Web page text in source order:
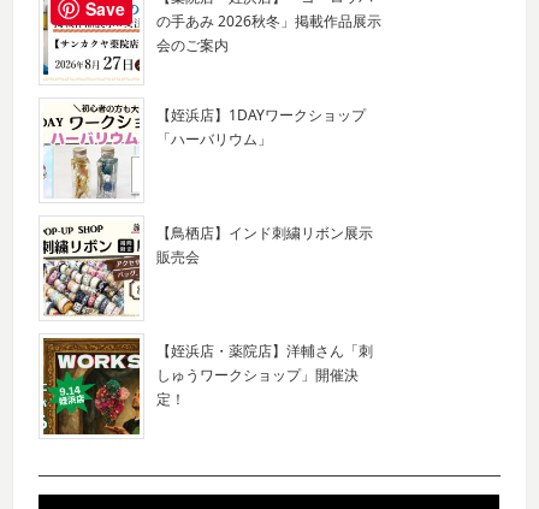
の手あみ 2026秋冬」掲載作品展示
会のご案内
【姪浜店】1DAYワークショップ
「ハーバリウム」
【鳥栖店】インド刺繍リボン展示
販売会
【姪浜店・薬院店】洋輔さん「刺
しゅうワークショップ」開催決
定！
Save